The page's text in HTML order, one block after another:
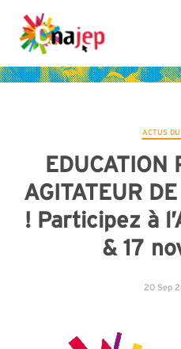
ACTUS
EDUCATION
AGITATEUR
! Participez à
& 17
20 Sep